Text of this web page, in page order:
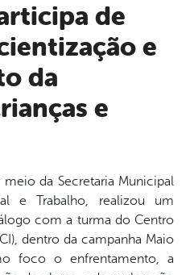
de
e
da
e
meio da Secretaria Municipal
e Trabalho, realizou um
com a turma do Centro
dentro da campanha Maio
foco o enfrentamento, a